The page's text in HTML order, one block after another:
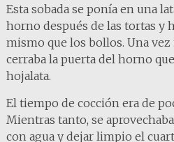
Esta sobada se ponía en una
horno después de las tortas y
mismo que los bollos. Una vez
cerraba la puerta del horno
hojalata.
El tiempo de cocción era de
Mientras tanto, se
con agua y dejar limpio el